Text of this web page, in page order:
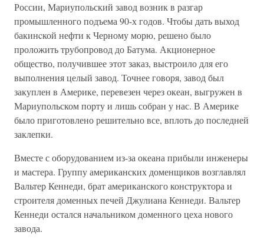
России, Мариупольский завод возник в разгар
промышленного подъема 90-х годов. Чтобы дать выход
бакинcкой нефти к Черному морю, решено было
проложить трубопровод до Батума. Акционерное
общество, получившее этот заказ, выстроило для его
выполнения целый завод. Точнее говоря, завод был
закуплен в Америке, перевезен через океан, выгружен в
Мариупольском порту и лишь собран у нас. В Америке
было приготовлено решительно все, вплоть до последней
заклепки.
Вместе с оборудованием из-за океана прибыли инженеры
и мастера. Группу американских доменщиков возглавлял
Вальтер Кеннеди, брат американского конструктора и
строителя доменных печей Джулиана Кеннеди. Вальтер
Кеннеди остался начальником доменного цеха нового
завода.